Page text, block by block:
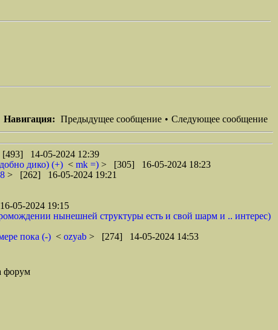
Навигация: Предыдущее сообщение • Следующее сообщение
14-05-2024 12:39
дико) (+) < mk =) > [305] 16-05-2024 18:23
> [262] 16-05-2024 19:21
05-2024 19:15
нынешней структуры есть и свой шарм и .. интерес)
пока (-) < ozyab > [274] 14-05-2024 14:53
форум